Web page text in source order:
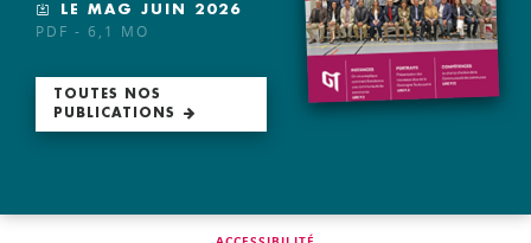
LE MAG JUIN 2026
PDF - 6,1 MO
TOUTES NOS
PUBLICATIONS